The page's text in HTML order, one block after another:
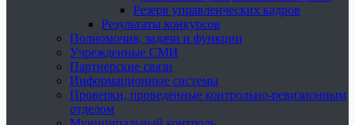
Резерв управленческих кадров
Результаты конкурсов
Полномочия, задачи и функции
Учрежденные СМИ
Партнерские связи
Информационные системы
Проверки, проведенные контрольно-ревизионным
отделом